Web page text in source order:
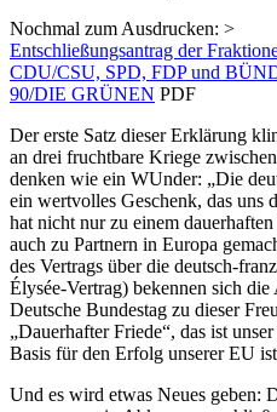
Nochmal zum Ausdrucken: >
Entschließungsantrag der
CDU/CSU, SPD, FDP und
90/DIE GRÜNEN PDF
Der erste Satz dieser Erklärung
an drei fruchtbare Kriege
denken wie ein WUnder: „Die
ein wertvolles Geschenk, das uns
hat nicht nur zu einem
auch zu Partnern in Europa
des Vertrags über die deutsch-
Élysée-Vertrag) bekennen sich
Deutsche Bundestag zu dieser
„Dauerhafter Friede“, das ist
Basis für den Erfolg unserer EU
Und es wird etwas Neues geben: